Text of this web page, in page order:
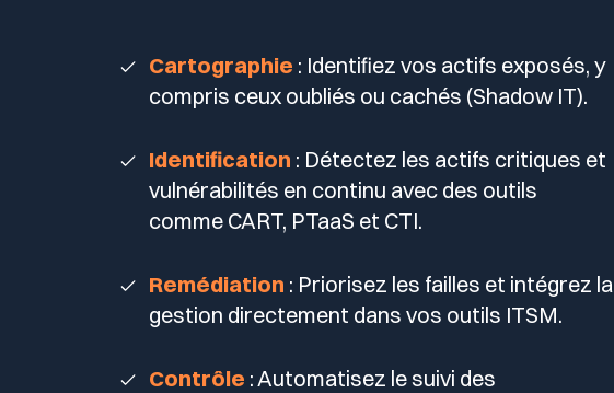
Cartographie : Identifiez vos actifs exposés, y
compris ceux oubliés ou cachés (Shadow IT).
Identification : Détectez les actifs critiques et
vulnérabilités en continu avec des outils
comme CART, PTaaS et CTI.
Remédiation : Priorisez les failles et intégrez la
gestion directement dans vos outils ITSM.
Contrôle : Automatisez le suivi des